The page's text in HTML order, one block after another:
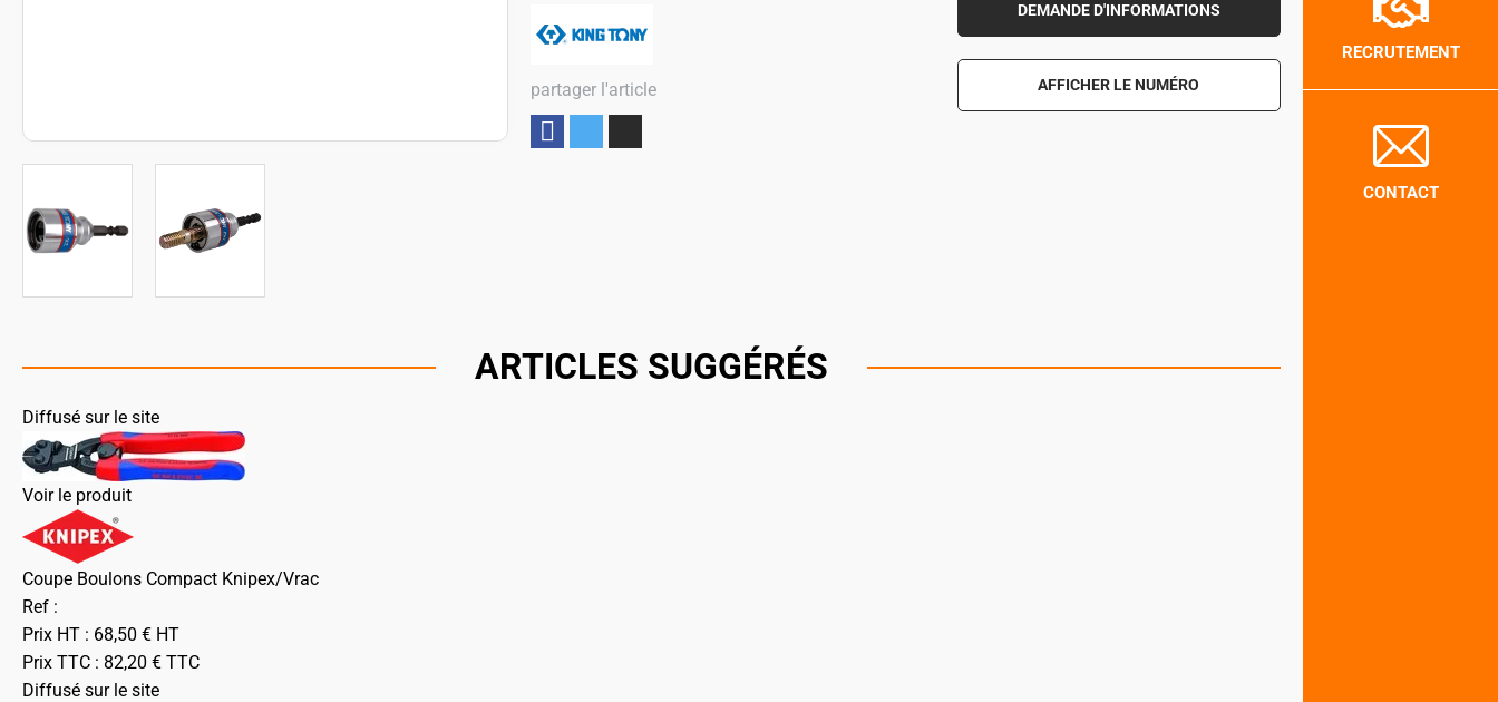
partager l'article
DEMANDE D'INFORMATIONS
AFFICHER LE NUMÉRO
ARTICLES SUGGÉRÉS
Diffusé sur le site
Voir le produit
Coupe Boulons Compact Knipex/Vrac
Ref :
Prix HT : 68,50 € HT
Prix TTC : 82,20 € TTC
Diffusé sur le site
RECRUTEMENT
CONTACT